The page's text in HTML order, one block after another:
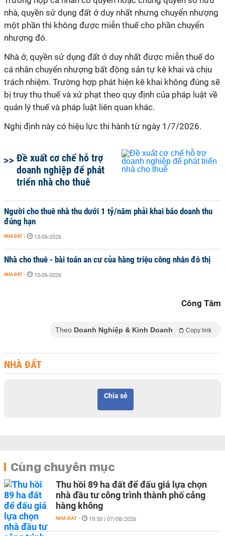
nhà, quyền sử dụng đất ở duy nhất nhưng chuyển nhượng
một phần thì không được miễn thuế cho phần chuyển
nhượng đó.
Nhà ở, quyền sử dụng đất ở duy nhất được miễn thuế do
cá nhân chuyển nhượng bất động sản tự kê khai và chịu
trách nhiệm. Trường hợp phát hiện kê khai không đúng sẽ
bị truy thu thuế và xử phạt theo quy định của pháp luật về
quản lý thuế và pháp luật liên quan khác.
Nghị định này có hiệu lực thi hành từ ngày 1/7/2026.
Đề xuất cơ chế hỗ trợ
doanh nghiệp để phát
triển nhà cho thuê
Người cho thuê nhà thu dưới 1 tỷ/năm phải khai báo doanh thu
đúng hạn
NHÀ ĐẤT - 13-06-2026
Nhà cho thuê - bài toán an cư của hàng triệu công nhân đô thị
NHÀ ĐẤT - 10-06-2026
Công Tâm
Theo Doanh Nghiệp & Kinh Doanh Copy link
NHÀ ĐẤT
Chia sẻ
Cùng chuyên mục
Thu hồi 89 ha đất để đấu giá lựa chọn
nhà đầu tư công trình thành phố cảng
hàng không
NHÀ ĐẤT - 19:50 | 07/08/2026